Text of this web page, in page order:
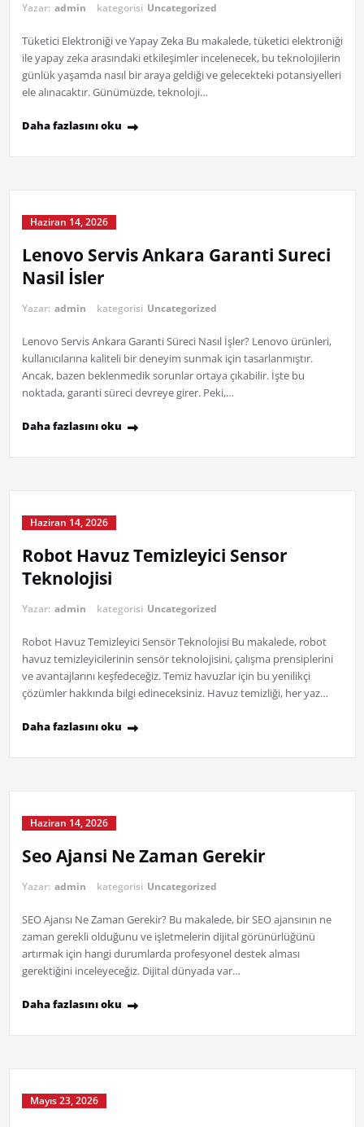
Yazar: admin kategorisi Uncategorized
Tüketici Elektroniği ve Yapay Zeka Bu makalede, tüketici elektroniği
ile yapay zeka arasındaki etkileşimler incelenecek, bu teknolojilerin
günlük yaşamda nasıl bir araya geldiği ve gelecekteki potansiyelleri
ele alınacaktır. Günümüzde, teknoloji…
Daha fazlasını oku
Haziran 14, 2026
Lenovo Servis Ankara Garanti Sureci
Nasil İsler
Yazar: admin kategorisi Uncategorized
Lenovo Servis Ankara Garanti Süreci Nasıl İşler? Lenovo ürünleri,
kullanıcılarına kaliteli bir deneyim sunmak için tasarlanmıştır.
Ancak, bazen beklenmedik sorunlar ortaya çıkabilir. İşte bu
noktada, garanti süreci devreye girer. Peki,…
Daha fazlasını oku
Haziran 14, 2026
Robot Havuz Temizleyici Sensor
Teknolojisi
Yazar: admin kategorisi Uncategorized
Robot Havuz Temizleyici Sensör Teknolojisi Bu makalede, robot
havuz temizleyicilerinin sensör teknolojisini, çalışma prensiplerini
ve avantajlarını keşfedeceğiz. Temiz havuzlar için bu yenilikçi
çözümler hakkında bilgi edineceksiniz. Havuz temizliği, her yaz…
Daha fazlasını oku
Haziran 14, 2026
Seo Ajansi Ne Zaman Gerekir
Yazar: admin kategorisi Uncategorized
SEO Ajansı Ne Zaman Gerekir? Bu makalede, bir SEO ajansının ne
zaman gerekli olduğunu ve işletmelerin dijital görünürlüğünü
artırmak için hangi durumlarda profesyonel destek alması
gerektiğini inceleyeceğiz. Dijital dünyada var…
Daha fazlasını oku
Mayıs 23, 2026